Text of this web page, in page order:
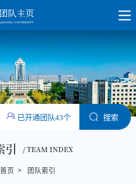
已开通团队43个
引 / TEAM INDEX
首页 > 团队索引